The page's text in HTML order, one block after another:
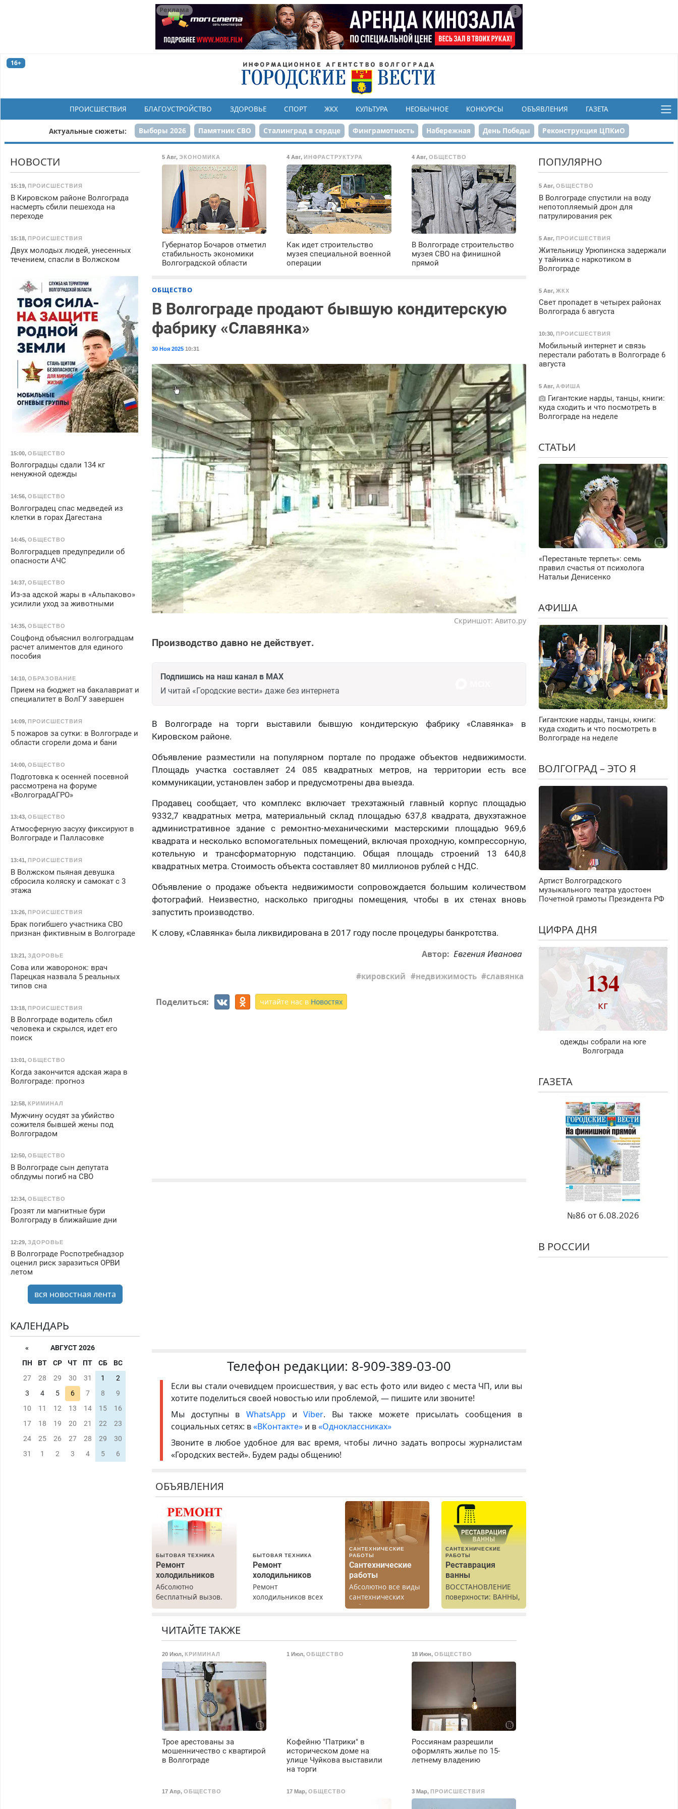
Реклама
16+
ПРОИСШЕСТВИЯ БЛАГОУСТРОЙСТВО ЗДОРОВЬЕ СПОРТ ЖКХ КУЛЬТУРА НЕОБЫЧНОЕ КОНКУРСЫ ОБЪЯВЛЕНИЯ ГАЗЕТА
Актуальные сюжеты: Выборы 2026 Памятник СВО Сталинград в сердце Финграмотность Набережная День Победы Реконструкция ЦПКиО
80-летие Победы Парк Героев-летчиков
5 Авг,ЭКОНОМИКА
Губернатор Бочаров отметил
стабильность экономики
Волгоградской области
4 Авг, ИНФРАСТРУКТУРА
Как идет строительство
музея специальной военной
операции
4 Авг, ОБЩЕСТВО
В Волгограде строительство
музея СВО на финишной
прямой
ОБЩЕСТВО
В Волгограде продают бывшую кондитерскую
фабрику «Славянка»
30 Ноя 2025 10:31
Скриншот: Авито.ру
Производство давно не действует.
Подпишись на наш канал в MAX
И читай «Городские вести» даже без интернета
В Волгограде на торги выставили бывшую кондитерскую фабрику «Славянка» в
Кировском районе.
Объявление разместили на популярном портале по продаже объектов недвижимости.
Площадь участка составляет 24 085 квадратных метров, на территории есть все
коммуникации, установлен забор и предусмотрены два выезда.
Продавец сообщает, что комплекс включает трехэтажный главный корпус площадью
9332,7 квадратных метра, материальный склад площадью 637,8 квадрата, двухэтажное
административное здание с ремонтно-механическими мастерскими площадью 969,6
квадрата и несколько вспомогательных помещений, включая проходную, компрессорную,
котельную и трансформаторную подстанцию. Общая площадь строений 13 640,8
квадратных метра. Стоимость объекта составляет 80 миллионов рублей с НДС.
Объявление о продаже объекта недвижимости сопровождается большим количеством
фотографий. Неизвестно, насколько пригодны помещения, чтобы в их стенах вновь
запустить производство.
К слову, «Славянка» была ликвидирована в 2017 году после процедуры банкротства.
Автор: Евгения Иванова
кировский недвижимость славянка
Поделиться: читайте нас в Новостях
Телефон редакции: 8-909-389-03-00
Если вы стали очевидцем происшествия, у вас есть фото или видео с места ЧП, или вы
хотите поделиться своей новостью или проблемой, — пишите или звоните!
Мы доступны в WhatsApp иViber. Вы также можете присылать сообщения в
социальных сетях: в«ВКонтакте» и в«Одноклассниках»
Звоните в любое удобное для вас время, чтобы лично задать вопросы журналистам
«Городских вестей». Будем рады общению!
ОБЪЯВЛЕНИЯ
БЫТОВАЯ ТЕХНИКА
Ремонт
холодильников
Абсолютно
бесплатный вызов.
Ремонт
марок на дому, с
гарантией. Все р-ны.
выходных.
Пенсионерам –
скидки до 40%.
Мастер со стажем.
БЫТОВАЯ ТЕХНИКА
Ремонт
холодильников
Ремонт
холодильников всех
районы. Скидка.
Вызов бесплатный.
САНТЕХНИЧЕСКИЕ
РАБОТЫ
Сантехнические
работы
Абсолютно все виды
сантехнических
работ. Быстро.
САНТЕХНИЧЕСКИЕ
РАБОТЫ
Реставрация
ванны
ВОССТАНОВЛЕНИЕ
поверхности: ВАННЫ,
раковины,
ЧИТАЙТЕ ТАКЖЕ
20 Июл, КРИМИНАЛ
Трое арестованы за
мошенничество с квартирой
в Волгограде
1 Июл,ОБЩЕСТВО
Кофейню "Патрики" в
историческом доме на
улице Чуйкова выставили
на торги
18 Июн, ОБЩЕСТВО
Россиянам разрешили
оформлять жилье по 15-
летнему владению
17 Апр,ОБЩЕСТВО 17 Мар,ОБЩЕСТВО 3 Мар, ПРОИСШЕСТВИЯ
НОВОСТИ
15:19, ПРОИСШЕСТВИЯ
В Кировском районе Волгограда
насмерть сбили пешехода на
переходе
15:18, ПРОИСШЕСТВИЯ
Двух молодых людей, унесенных
течением, спасли в Волжском
15:00, ОБЩЕСТВО
Волгоградцы сдали 134 кг
ненужной одежды
14:56, ОБЩЕСТВО
Волгоградец спас медведей из
клетки в горах Дагестана
14:45, ОБЩЕСТВО
Волгоградцев предупредили об
опасности АЧС
14:37, ОБЩЕСТВО
Из-за адской жары в «Альпаково»
усилили уход за животными
14:35, ОБЩЕСТВО
Соцфонд объяснил волгоградцам
расчет алиментов для единого
пособия
14:10, ОБРАЗОВАНИЕ
Прием на бюджет на бакалавриат и
специалитет в ВолГУ завершен
14:09, ПРОИСШЕСТВИЯ
5 пожаров за сутки: в Волгограде и
области сгорели дома и бани
14:00, ОБЩЕСТВО
Подготовка к осенней посевной
рассмотрена на форуме
«ВолгоградАГРО»
13:43, ОБЩЕСТВО
Атмосферную засуху фиксируют в
Волгограде и Палласовке
13:41, ПРОИСШЕСТВИЯ
В Волжском пьяная девушка
сбросила коляску и самокат с 3
этажа
13:26, ПРОИСШЕСТВИЯ
Брак погибшего участника СВО
признан фиктивным в Волгограде
13:21, ЗДОРОВЬЕ
Сова или жаворонок: врач
Парецкая назвала 5 реальных
типов сна
13:18, ПРОИСШЕСТВИЯ
В Волгограде водитель сбил
человека и скрылся, идет его
поиск
13:01 , ОБЩЕСТВО
Когда закончится адская жара в
Волгограде: прогноз
12:58, КРИМИНАЛ
Мужчину осудят за убийство
сожителя бывшей жены под
Волгоградом
12:50, ОБЩЕСТВО
В Волгограде сын депутата
облдумы погиб на СВО
12:34, ОБЩЕСТВО
Грозят ли магнитные бури
Волгограду в ближайшие дни
12:29, ЗДОРОВЬЕ
В Волгограде Роспотребнадзор
оценил риск заразиться ОРВИ
летом
вся новостная лента
КАЛЕНДАРЬ
«
АВГУСТ 2026
ПН
ВТ СР ЧТ ПТ СБ
ВС
27
28 29 30 31 1
2
3
4 5 6 7 8
9
10
11 12 13 14 15
16
17
18 19 20 21 22
23
24
25 26 27 28 29
30
31
1 2 3 4 5 6
ПОПУЛЯРНО
5 Авг, ОБЩЕСТВО
В Волгограде спустили на воду
непотопляемый дрон для
патрулирования рек
5 Авг, ПРОИСШЕСТВИЯ
Жительницу Урюпинска задержали
у тайника с наркотиком в
Волгограде
5 Авг, ЖКХ
Свет пропадет в четырех районах
Волгограда 6 августа
10:30, ПРОИСШЕСТВИЯ
Мобильный интернет и связь
перестали работать в Волгограде 6
августа
5 Авг, АФИША
Гигантские нарды, танцы, книги:
куда сходить и что посмотреть в
Волгограде на неделе
СТАТЬИ
«Перестаньте терпеть»: семь
правил счастья от психолога
Натальи Денисенко
АФИША
Гигантские нарды, танцы, книги:
куда сходить и что посмотреть в
Волгограде на неделе
ВОЛГОГРАД – ЭТО Я
Артист Волгоградского
музыкального театра удостоен
Почетной грамоты Президента РФ
ЦИФРА ДНЯ
134
кг
одежды собрали на юге
Волгограда
ГАЗЕТА
№86 от 6.08.2026
В РОССИИ